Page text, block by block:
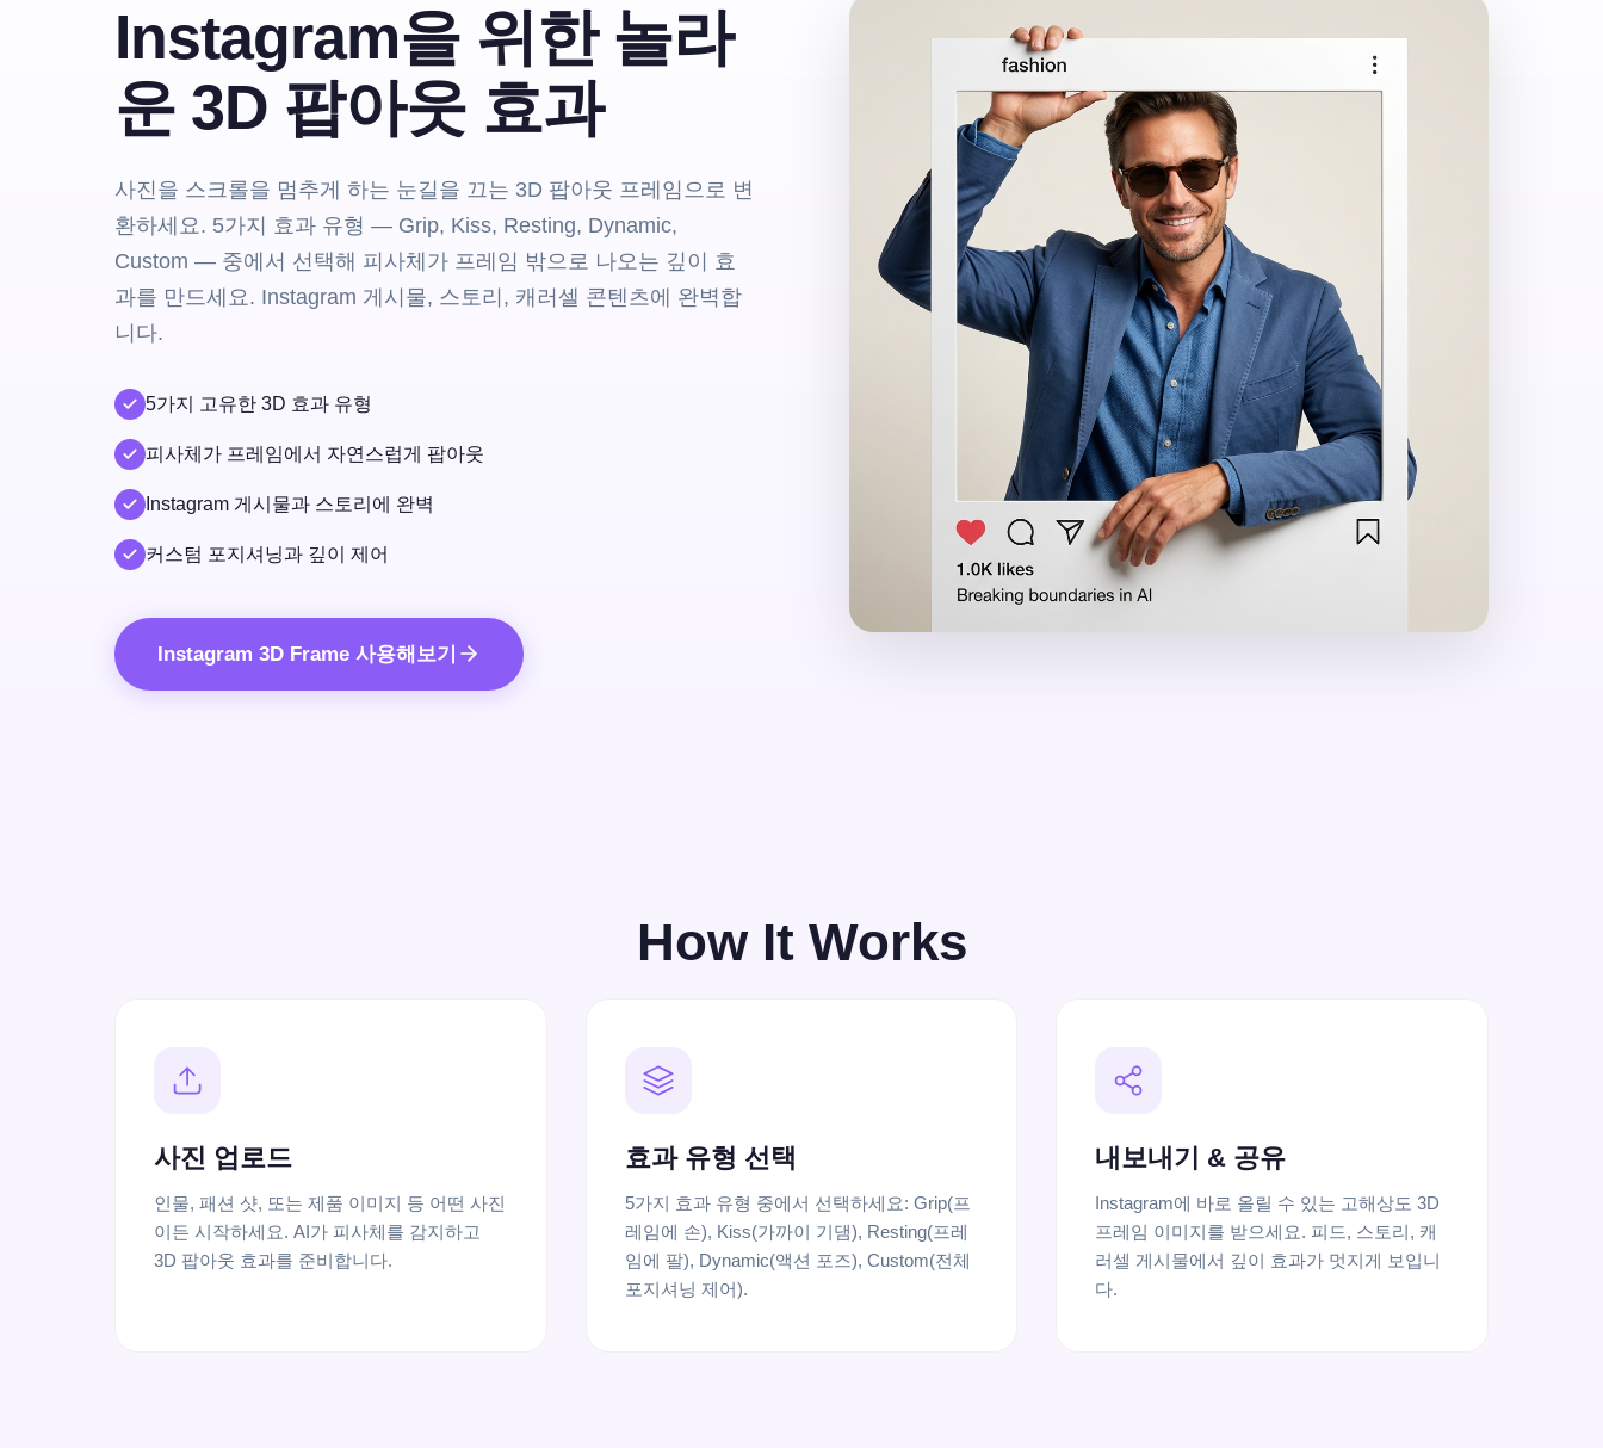
Instagram을 위한 놀라
운 3D 팝아웃 효과
사진을 스크롤을 멈추게 하는 눈길을 끄는 3D 팝아웃 프레임으로 변
환하세요. 5가지 효과 유형 — Grip, Kiss, Resting, Dynamic,
Custom — 중에서 선택해 피사체가 프레임 밖으로 나오는 깊이 효
과를 만드세요. Instagram 게시물, 스토리, 캐러셀 콘텐츠에 완벽합
니다.
5가지 고유한 3D 효과 유형
피사체가 프레임에서 자연스럽게 팝아웃
Instagram 게시물과 스토리에 완벽
커스텀 포지셔닝과 깊이 제어
Instagram 3D Frame 사용해보기
How It Works
사진 업로드
인물, 패션 샷, 또는 제품 이미지 등 어떤 사진
이든 시작하세요. AI가 피사체를 감지하고
3D 팝아웃 효과를 준비합니다.
효과 유형 선택
5가지 효과 유형 중에서 선택하세요: Grip(프
레임에 손), Kiss(가까이 기댐), Resting(프레
임에 팔), Dynamic(액션 포즈), Custom(전체
포지셔닝 제어).
내보내기 & 공유
Instagram에 바로 올릴 수 있는 고해상도 3D
프레임 이미지를 받으세요. 피드, 스토리, 캐
러셀 게시물에서 깊이 효과가 멋지게 보입니
다.